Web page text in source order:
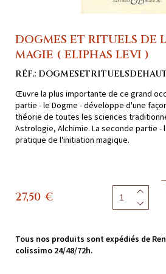
DOGMES ET RITUELS DE
MAGIE ( ELIPHAS LEVI )
RÉF.:
Œuvre la plus importante de ce grand
partie - le Dogme - développe d'une
théorie de toutes les sciences
Astrologie, Alchimie. La seconde partie -
pratique de l'initiation magique.
27,50 €
Tous nos produits sont expédiés de
colissimo 24/48/72h.